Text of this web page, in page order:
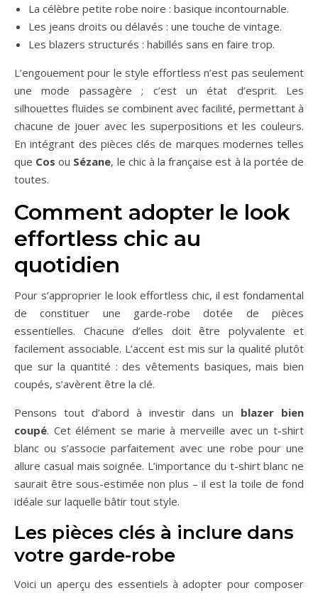
La célèbre petite robe noire : basique incontournable.
Les jeans droits ou délavés : une touche de vintage.
Les blazers structurés : habillés sans en faire trop.
L’engouement pour le style effortless n’est pas seulement
une mode passagère ; c’est un état d’esprit. Les
silhouettes fluides se combinent avec facilité, permettant à
chacune de jouer avec les superpositions et les couleurs.
En intégrant des pièces clés de marques modernes telles
que Cos ou Sézane, le chic à la française est à la portée de
toutes.
Comment adopter le look
effortless chic au
quotidien
Pour s’approprier le look effortless chic, il est fondamental
de constituer une garde-robe dotée de pièces
essentielles. Chacune d’elles doit être polyvalente et
facilement associable. L’accent est mis sur la qualité plutôt
que sur la quantité : des vêtements basiques, mais bien
coupés, s’avèrent être la clé.
Pensons tout d’abord à investir dans un blazer bien
coupé. Cet élément se marie à merveille avec un t-shirt
blanc ou s’associe parfaitement avec une robe pour une
allure casual mais soignée. L’importance du t-shirt blanc ne
saurait être sous-estimée non plus – il est la toile de fond
idéale sur laquelle bâtir tout style.
Les pièces clés à inclure dans
votre garde-robe
Voici un aperçu des essentiels à adopter pour composer